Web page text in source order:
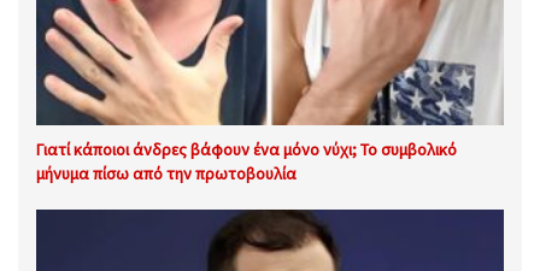
Γιατί κάποιοι άνδρες βάφουν ένα μόνο νύχι; Το συμβολικό
μήνυμα πίσω από την πρωτοβουλία